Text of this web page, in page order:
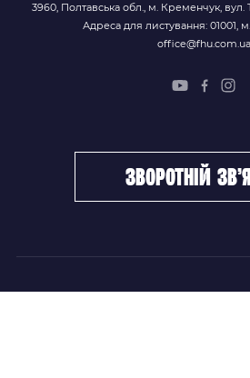
3960, Полтавська обл., м. Кременчук, вул.
Адреса для листування: 01001,
office@fhu.com.ua
зворотній